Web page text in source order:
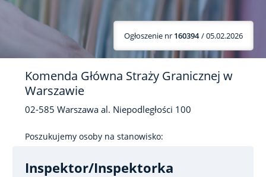
Ogłoszenie nr 160394 / 05.02.2026
Komenda Główna Straży Granicznej w
Warszawie
02-585 Warszawa al. Niepodległości 100
Poszukujemy osoby na stanowisko:
Inspektor/inspektorka